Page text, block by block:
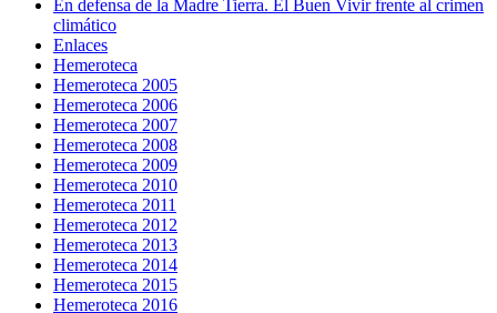
En defensa de la Madre Tierra. El Buen Vivir frente al crimen
climático
Enlaces
Hemeroteca
Hemeroteca 2005
Hemeroteca 2006
Hemeroteca 2007
Hemeroteca 2008
Hemeroteca 2009
Hemeroteca 2010
Hemeroteca 2011
Hemeroteca 2012
Hemeroteca 2013
Hemeroteca 2014
Hemeroteca 2015
Hemeroteca 2016